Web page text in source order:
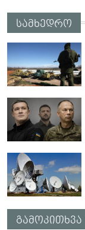
სამხედრო
გამოკითხვა